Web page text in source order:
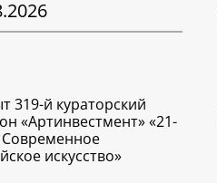
319-й кураторский
«Артинвестмент» «21-
Современное
искусство»